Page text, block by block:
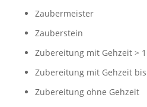
Zaubermeister
Zauberstein
Zubereitung mit Gehzeit >
Zubereitung mit Gehzeit
Zubereitung ohne Gehzeit